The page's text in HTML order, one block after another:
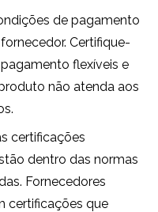
de pagamento
Certifique-
flexíveis e
não atenda aos
certificações
dentro das normas
Fornecedores
certificações que